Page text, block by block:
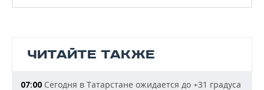
ЧИТАЙТЕ ТАКЖЕ
07:00 Сегодня в Татарстане ожидается до +31 градуса